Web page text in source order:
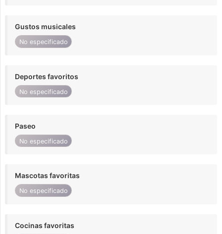
Gustos musicales
No especificado
Deportes favoritos
No especificado
Paseo
No especificado
Mascotas favoritas
No especificado
Cocinas favoritas